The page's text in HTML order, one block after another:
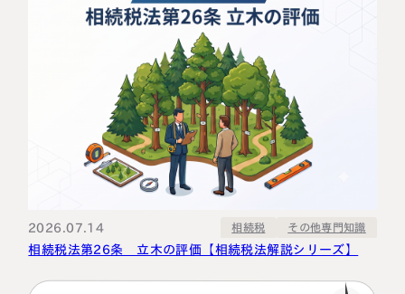
2026.07.14 相続税 その他専門知識
相続税法第26条 立木の評価【相続税法解説シリーズ】